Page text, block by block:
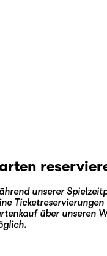
unserer
über unseren